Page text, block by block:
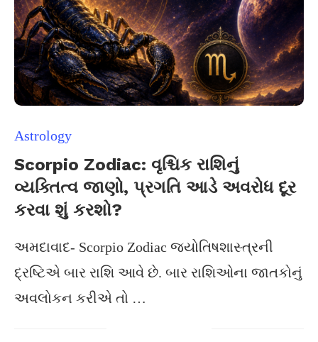
Astrology
Scorpio Zodiac: વૃશ્ચિક રાશિનું
વ્યક્તિત્વ જાણો, પ્રગતિ આડે અવરોધ દૂર
કરવા શું કરશો?
અમદાવાદ- Scorpio Zodiac જ્યોતિષશાસ્ત્રની
દ્રષ્ટિએ બાર રાશિ આવે છે. બાર રાશિઓના જાતકોનું
અવલોકન કરીએ તો …